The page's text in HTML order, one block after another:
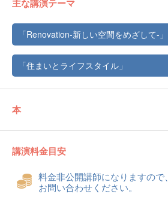
主な講演テーマ
「Renovation-新しい空間をめざして-」
「住まいとライフスタイル」
本
講演料金目安
料金非公開講師になりますので、
お問い合わせください。